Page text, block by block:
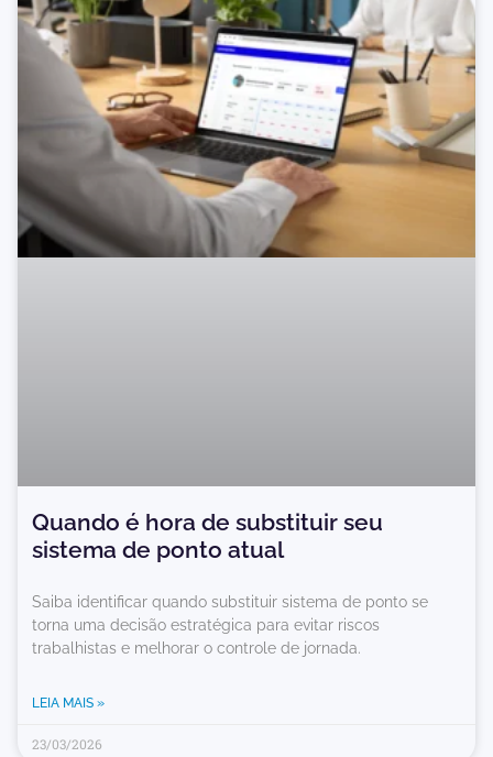
Quando é hora de substituir seu
sistema de ponto atual
Saiba identificar quando substituir sistema de ponto se
torna uma decisão estratégica para evitar riscos
trabalhistas e melhorar o controle de jornada.
LEIA MAIS »
23/03/2026